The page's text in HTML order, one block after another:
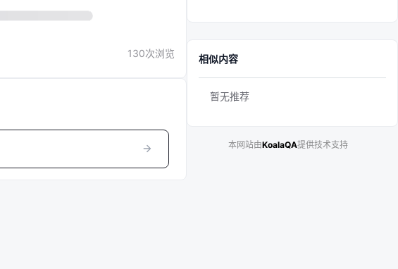
130次浏览 相似内容
暂无推荐
本网站由KoalaQA提供技术支持